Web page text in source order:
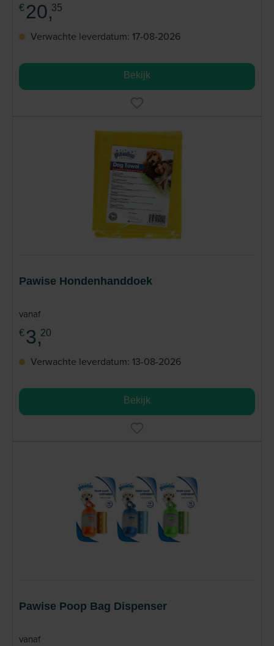
€ 20,35
Verwachte leverdatum: 17-08-2026
Bekijk
Pawise Hondenhanddoek
vanaf
€ 3,20
Verwachte leverdatum: 13-08-2026
Bekijk
Pawise Poop Bag Dispenser
vanaf